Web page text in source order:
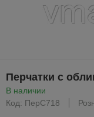
Перчатки с
В наличии
Код: ПерС718